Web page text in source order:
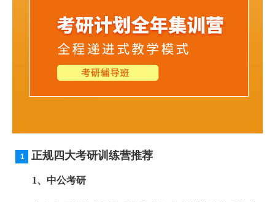
正规四大考研训练营推荐
1、中公考研